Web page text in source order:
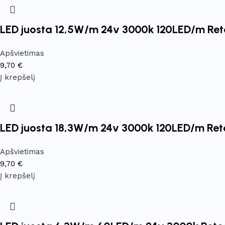
LED juosta 12,5W/m 24v 3000k 120LED/m
Apšvietimas
9,70 €
Į krepšelį
LED juosta 18,3W/m 24v 3000k 120LED/m
Apšvietimas
9,70 €
Į krepšelį